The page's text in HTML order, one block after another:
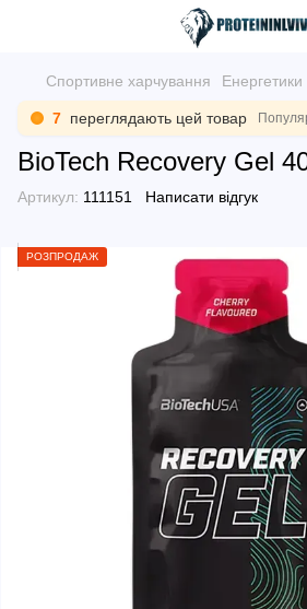
Спортивне харчування Енергетики
7 переглядають цей товар
BioTech Recovery Gel
Артикул: 111151 Написати відгук
РОЗПРОДАЖ